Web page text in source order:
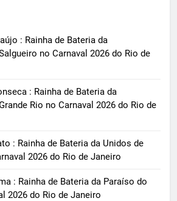
: Rainha de Bateria da
no Carnaval 2026 do Rio de
: Rainha de Bateria da
Rio no Carnaval 2026 do Rio de
: Rainha de Bateria da Unidos de
2026 do Rio de Janeiro
: Rainha de Bateria da Paraíso do
2026 do Rio de Janeiro